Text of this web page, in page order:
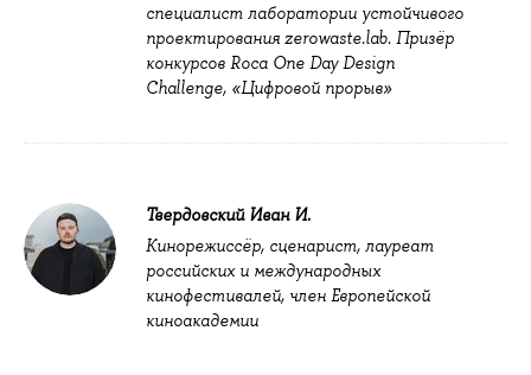
специалист лаборатории устойчивого
проектирования zerowaste.lab. Призёр
конкурсов Roca One Day Design
Challenge, «Цифровой прорыв»
Твердовский Иван И.
Кинорежиссёр, сценарист, лауреат
российских и международных
кинофестивалей, член Европейской
киноакадемии